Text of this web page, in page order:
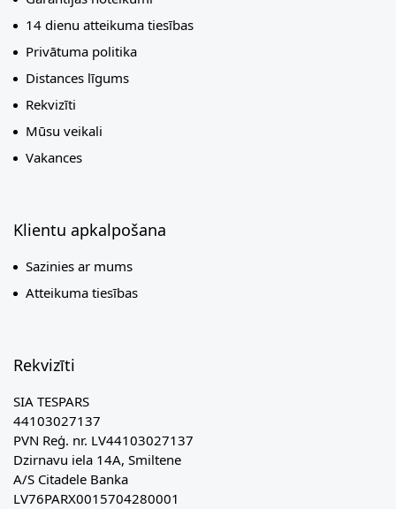
14 dienu atteikuma tiesības
Privātuma politika
Distances līgums
Rekvizīti
Mūsu veikali
Vakances
Klientu apkalpošana
Sazinies ar mums
Atteikuma tiesības
Rekvizīti
SIA TESPARS
44103027137
PVN Reģ. nr. LV44103027137
Dzirnavu iela 14A, Smiltene
A/S Citadele Banka
LV76PARX0015704280001